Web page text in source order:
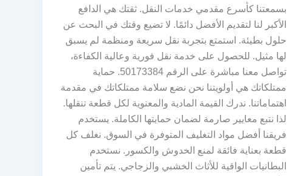
بسمعتنا كأسرع مقدمي خدمات النقل. ثقتك هي الدافع
الأكبر لنا لتقديم الأفضل دائمًا. لا تضيع وقتك في البحث عن
حلول بطيئة. استمتع بتجربة نقل سريعة ومنظمة لم يسبق
لها مثيل. للحصول على خدمة نقل فورية وعالية الكفاءة،
تواصل معنا مباشرة على الرقم 50173384. حماية
ممتلكاتك هي أولويتنا نحن نضع سلامة ممتلكاتك في مقدمة
اهتماماتنا. ندرك القيمة المادية والمعنوية لكل قطعة تنقلها.
لذا نتبع معايير صارمة لضمان حمايتها الكاملة. يستخدم
فريقنا أفضل مواد التغليف المتوفرة في السوق. نغلف كل
قطعة بعناية فائقة لمنع الخدوش والكسور. نستخدم
البطانيات الواقية للأثاث الخشبي والزجاجي. يتم تأمين